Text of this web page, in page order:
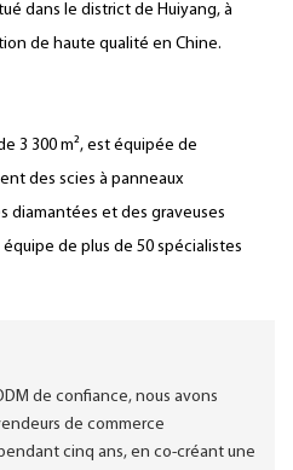
dans le district de Huiyang, à
de haute qualité en Chine.
3 300 m², est équipée de
des scies à panneaux
diamantées et des graveuses
de plus de 50 spécialistes
de confiance, nous avons
de commerce
cinq ans, en co-créant une